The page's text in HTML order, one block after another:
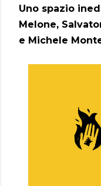
Uno spazio
Melone,
e Michele